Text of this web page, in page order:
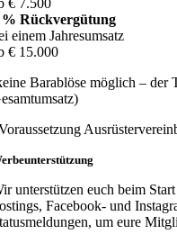
% Rückvergütung
einem Jahresumsatz
€ 15.000
Barablöse möglich – der
unterstützen euch beim
Facebook- und
um eure